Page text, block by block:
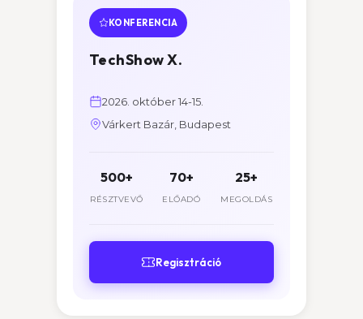
KONFERENCIA
TechShow X.
2026. október 14-15.
Várkert Bazár, Budapest
500+
RÉSZTVEVŐ
70+
ELŐADÓ
25+
MEGOLDÁS
Regisztráció